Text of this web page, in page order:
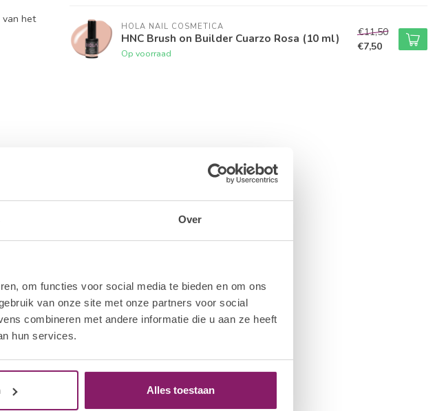
Over
om functies voor social media te bieden en om ons
van onze site met onze partners voor social
combineren met andere informatie die u aan ze heeft
hun services.
Alles toestaan
van het
UV:
Nail
HOLA NAIL COSMETICA
HNC Brush on Builder Cuarzo Rosa (10 ml)
Op voorraad
€11,50
€7,50